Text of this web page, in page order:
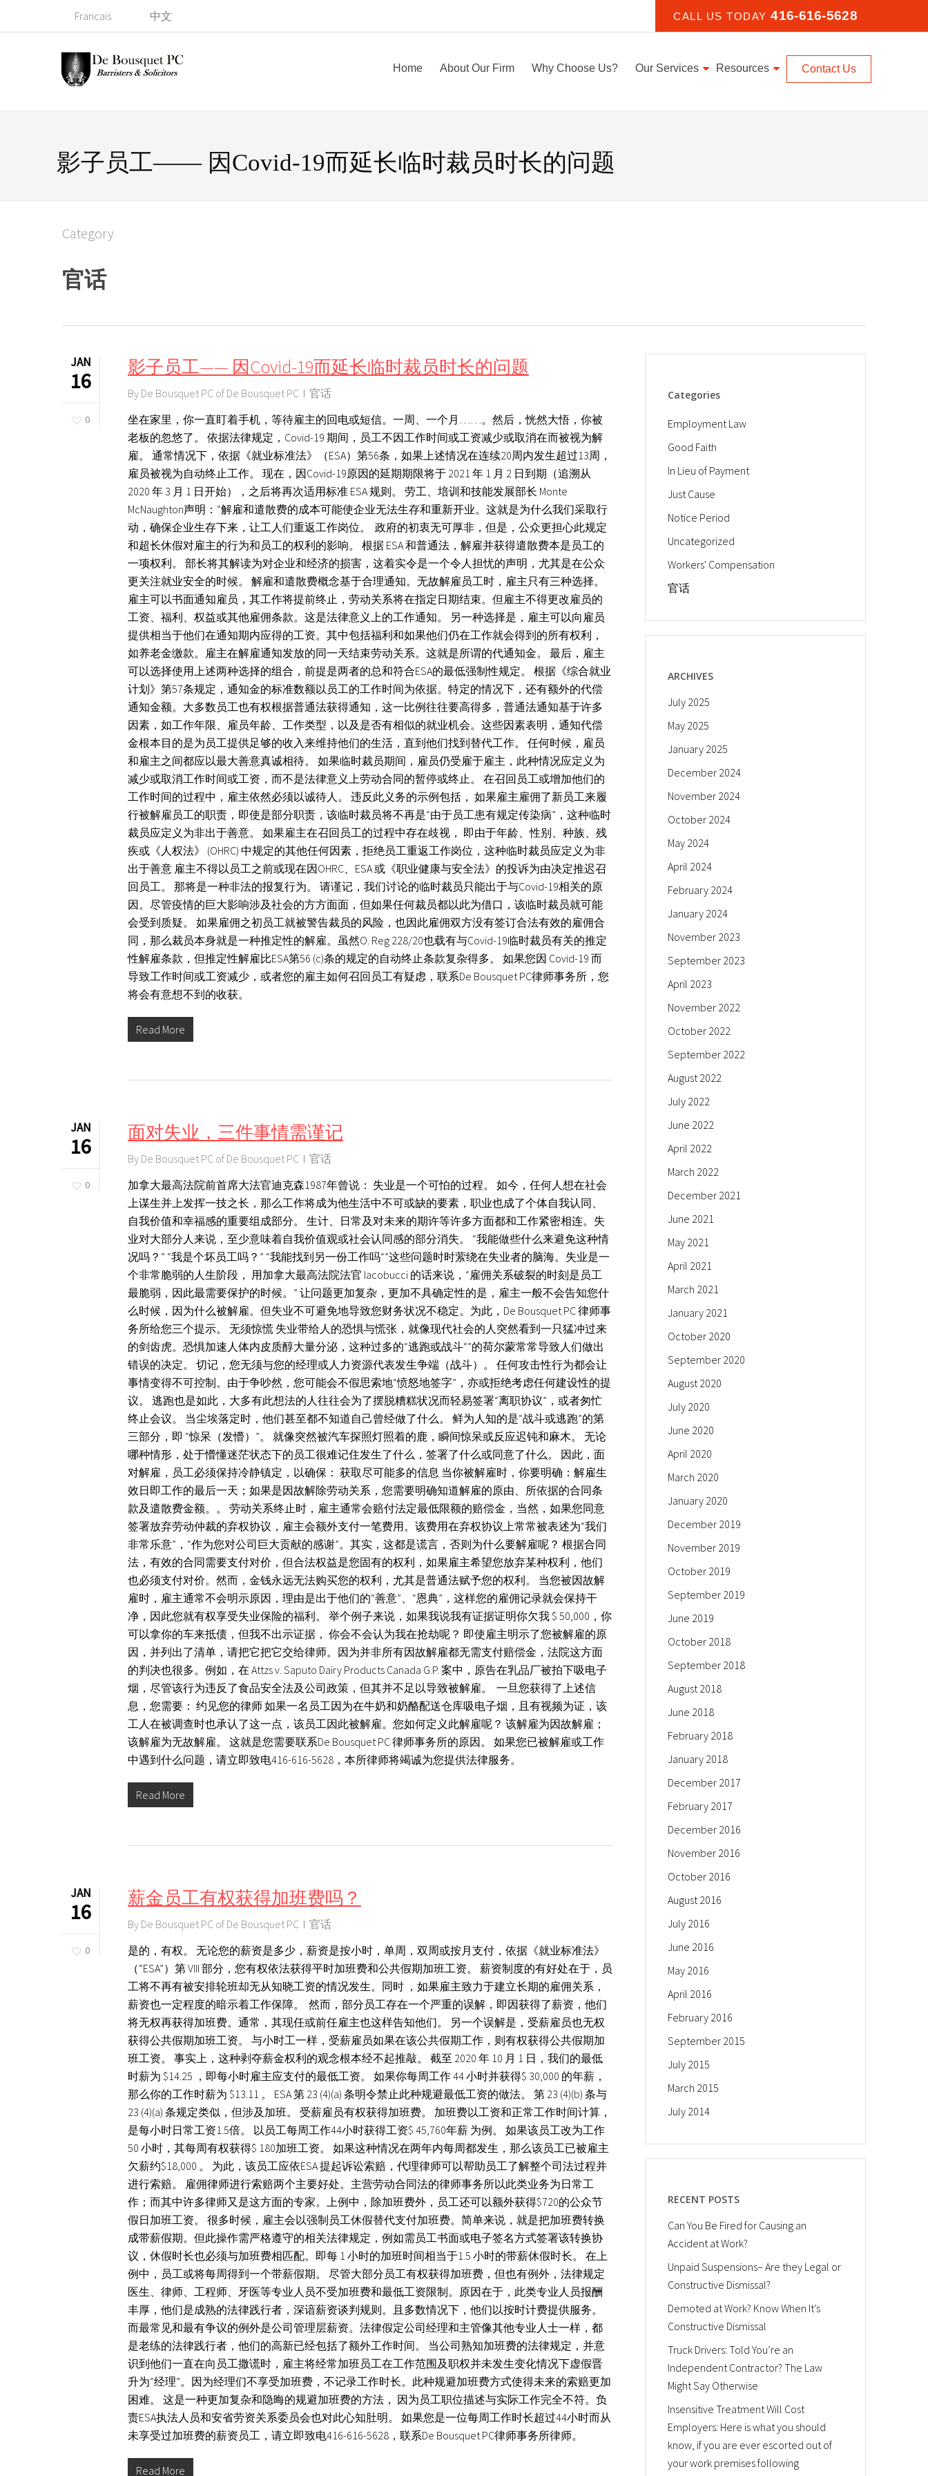
Francais 中文 CALL US TODAY416-616-5628
Home About Our Firm Why Choose Us? Our Services Resources Contact Us
影子员工—— 因Covid-19而延长临时裁员时长的问题
Category
官话
JAN
16
0
影子员工—— 因Covid-19而延长临时裁员时长的问题
By De Bousquet PC of De Bousquet PC
官话
坐在家里，你一直盯着手机，等待雇主的回电或短信。一周、一个月……。然后，恍然大悟，你被
老板的忽悠了。 依据法律规定，Covid-19 期间，员工不因工作时间或工资减少或取消在而被视为解
雇。 通常情况下，依据《就业标准法》（ESA）第56条，如果上述情况在连续20周内发生超过13周，
雇员被视为自动终止工作。 现在，因Covid-19原因的延期期限将于 2021 年 1 月 2 日到期（追溯从
2020 年 3 月 1 日开始），之后将再次适用标准 ESA 规则。 劳工、培训和技能发展部长 Monte
McNaughton声明：“解雇和遣散费的成本可能使企业无法生存和重新开业。这就是为什么我们采取行
动，确保企业生存下来，让工人们重返工作岗位。 政府的初衷无可厚非，但是，公众更担心此规定
和超长休假对雇主的行为和员工的权利的影响。 根据 ESA 和普通法，解雇并获得遣散费本是员工的
一项权利。 部长将其解读为对企业和经济的损害，这着实令是一个令人担忧的声明，尤其是在公众
更关注就业安全的时候。 解雇和遣散费概念基于合理通知。无故解雇员工时，雇主只有三种选择。
雇主可以书面通知雇员，其工作将提前终止，劳动关系将在指定日期结束。但雇主不得更改雇员的
工资、福利、权益或其他雇佣条款。这是法律意义上的工作通知。 另一种选择是，雇主可以向雇员
提供相当于他们在通知期内应得的工资。其中包括福利和如果他们仍在工作就会得到的所有权利，
如养老金缴款。雇主在解雇通知发放的同一天结束劳动关系。这就是所谓的代通知金。 最后，雇主
可以选择使用上述两种选择的组合，前提是两者的总和符合ESA的最低强制性规定。 根据《综合就业
计划》第57条规定，通知金的标准数额以员工的工作时间为依据。特定的情况下，还有额外的代偿
通知金额。大多数员工也有权根据普通法获得通知，这一比例往往要高得多，普通法通知基于许多
因素，如工作年限、雇员年龄、工作类型，以及是否有相似的就业机会。这些因素表明，通知代偿
金根本目的是为员工提供足够的收入来维持他们的生活，直到他们找到替代工作。 任何时候，雇员
和雇主之间都应以最大善意真诚相待。 如果临时裁员期间，雇员仍受雇于雇主，此种情况应定义为
减少或取消工作时间或工资，而不是法律意义上劳动合同的暂停或终止。 在召回员工或增加他们的
工作时间的过程中，雇主依然必须以诚待人。 违反此义务的示例包括， 如果雇主雇佣了新员工来履
行被解雇员工的职责，即使是部分职责，该临时裁员将不再是“由于员工患有规定传染病”，这种临时
裁员应定义为非出于善意。 如果雇主在召回员工的过程中存在歧视， 即由于年龄、性别、种族、残
疾或《人权法》 (OHRC) 中规定的其他任何因素，拒绝员工重返工作岗位，这种临时裁员应定义为非
出于善意 雇主不得以员工之前或现在因OHRC、ESA 或《职业健康与安全法》的投诉为由决定推迟召
回员工。 那将是一种非法的报复行为。 请谨记，我们讨论的临时裁员只能出于与Covid-19相关的原
因。尽管疫情的巨大影响涉及社会的方方面面，但如果任何裁员都以此为借口，该临时裁员就可能
会受到质疑。 如果雇佣之初员工就被警告裁员的风险，也因此雇佣双方没有签订合法有效的雇佣合
同，那么裁员本身就是一种推定性的解雇。虽然O. Reg 228/20也载有与Covid-19临时裁员有关的推定
性解雇条款，但推定性解雇比ESA第56 (c)条的规定的自动终止条款复杂得多。 如果您因 Covid-19 而
导致工作时间或工资减少，或者您的雇主如何召回员工有疑虑，联系De Bousquet PC律师事务所，您
将会有意想不到的收获。
Read More
JAN
16
0
面对失业，三件事情需谨记
By De Bousquet PC of De Bousquet PC
官话
加拿大最高法院前首席大法官迪克森1987年曾说： 失业是一个可怕的过程。 如今，任何人想在社会
上谋生并上发挥一技之长，那么工作将成为他生活中不可或缺的要素，职业也成了个体自我认同、
自我价值和幸福感的重要组成部分。 生计、日常及对未来的期许等许多方面都和工作紧密相连。失
业对大部分人来说，至少意味着自我价值观或社会认同感的部分消失。 “我能做些什么来避免这种情
况吗？” “我是个坏员工吗？” “我能找到另一份工作吗“”这些问题时时萦绕在失业者的脑海。失业是一
个非常脆弱的人生阶段， 用加拿大最高法院法官 Iacobucci 的话来说，“雇佣关系破裂的时刻是员工
最脆弱，因此最需要保护的时候。” 让问题更加复杂，更加不具确定性的是，雇主一般不会告知您什
么时候，因为什么被解雇。但失业不可避免地导致您财务状况不稳定。为此，De Bousquet PC 律师事
务所给您三个提示。 无须惊慌 失业带给人的恐惧与慌张，就像现代社会的人突然看到一只猛冲过来
的剑齿虎。恐惧加速人体内皮质醇大量分泌，这种过多的“逃跑或战斗“”的荷尔蒙常常导致人们做出
错误的决定。 切记，您无须与您的经理或人力资源代表发生争端（战斗）。 任何攻击性行为都会让
事情变得不可控制。由于争吵然，您可能会不假思索地“愤怒地签字”，亦或拒绝考虑任何建设性的提
议。 逃跑也是如此，大多有此想法的人往往会为了摆脱糟糕状况而轻易签署“离职协议”，或者匆忙
终止会议。 当尘埃落定时，他们甚至都不知道自己曾经做了什么。 鲜为人知的是“战斗或逃跑”的第
三部分，即 “惊呆（发懵）”。 就像突然被汽车探照灯照着的鹿，瞬间惊呆或反应迟钝和麻木。 无论
哪种情形，处于懵懂迷茫状态下的员工很难记住发生了什么，签署了什么或同意了什么。 因此，面
对解雇，员工必须保持冷静镇定，以确保： 获取尽可能多的信息 当你被解雇时，你要明确：解雇生
效日即工作的最后一天；如果是因故解除劳动关系，您需要明确知道解雇的原由、所依据的合同条
款及遣散费金额。。 劳动关系终止时，雇主通常会赔付法定最低限额的赔偿金，当然，如果您同意
签署放弃劳动仲裁的弃权协议，雇主会额外支付一笔费用。该费用在弃权协议上常常被表述为“我们
非常乐意”，“作为您对公司巨大贡献的感谢”。其实，这都是谎言，否则为什么要解雇呢？ 根据合同
法，有效的合同需要支付对价，但合法权益是您固有的权利，如果雇主希望您放弃某种权利，他们
也必须支付对价。然而，金钱永远无法购买您的权利，尤其是普通法赋予您的权利。 当您被因故解
雇时，雇主通常不会明示原因，理由是出于他们的“善意”、“恩典”，这样您的雇佣记录就会保持干
净，因此您就有权享受失业保险的福利。 举个例子来说，如果我说我有证据证明你欠我 $ 50,000，你
可以拿你的车来抵债，但我不出示证据， 你会不会认为我在抢劫呢？ 即使雇主明示了您被解雇的原
因，并列出了清单，请把它把它交给律师。因为并非所有因故解雇都无需支付赔偿金，法院这方面
的判决也很多。例如，在 Attzs v. Saputo Dairy Products Canada G.P. 案中，原告在乳品厂被拍下吸电子
烟，尽管该行为违反了食品安全法及公司政策，但其并不足以导致被解雇。 一旦您获得了上述信
息，您需要： 约见您的律师 如果一名员工因为在牛奶和奶酪配送仓库吸电子烟，且有视频为证，该
工人在被调查时也承认了这一点，该员工因此被解雇。您如何定义此解雇呢？ 该解雇为因故解雇；
该解雇为无故解雇。 这就是您需要联系De Bousquet PC 律师事务所的原因。 如果您已被解雇或工作
中遇到什么问题，请立即致电416-616-5628，本所律师将竭诚为您提供法律服务。
Read More
JAN
16
0
薪金员工有权获得加班费吗？
By De Bousquet PC of De Bousquet PC
官话
是的，有权。 无论您的薪资是多少，薪资是按小时，单周，双周或按月支付，依据《就业标准法》
（“ESA”）第 VIII 部分，您有权依法获得平时加班费和公共假期加班工资。 薪资制度的有好处在于，员
工将不再有被安排轮班却无从知晓工资的情况发生。同时 ，如果雇主致力于建立长期的雇佣关系，
薪资也一定程度的暗示着工作保障。 然而，部分员工存在一个严重的误解，即因获得了薪资，他们
将无权再获得加班费。通常，其现任或前任雇主也这样告知他们。 另一个误解是，受薪雇员也无权
获得公共假期加班工资。 与小时工一样，受薪雇员如果在该公共假期工作，则有权获得公共假期加
班工资。 事实上，这种剥夺薪金权利的观念根本经不起推敲。 截至 2020 年 10 月 1 日，我们的最低
时薪为 $14.25 ，即每小时雇主应支付的最低工资。 如果你每周工作 44 小时并获得$ 30,000 的年薪，
那么你的工作时薪为 $13.11 。 ESA 第 23 (4)(a) 条明令禁止此种规避最低工资的做法。 第 23 (4)(b) 条与
23 (4)(a) 条规定类似，但涉及加班。 受薪雇员有权获得加班费。 加班费以工资和正常工作时间计算，
是每小时日常工资1.5倍。 以员工每周工作44小时获得工资$ 45,760年薪 为例。 如果该员工改为工作
50 小时，其每周有权获得$ 180加班工资。 如果这种情况在两年内每周都发生，那么该员工已被雇主
欠薪约$18,000 。 为此，该员工应依ESA 提起诉讼索赔，代理律师可以帮助员工了解整个司法过程并
进行索赔。 雇佣律师进行索赔两个主要好处。主营劳动合同法的律师事务所以此类业务为日常工
作；而其中许多律师又是这方面的专家。上例中，除加班费外，员工还可以额外获得$720的公众节
假日加班工资。 很多时候，雇主会以强制员工休假替代支付加班费。简单来说，就是把加班费转换
成带薪假期。但此操作需严格遵守的相关法律规定，例如需员工书面或电子签名方式签署该转换协
议，休假时长也必须与加班费相匹配。即每 1 小时的加班时间相当于1.5 小时的带薪休假时长。 在上
例中，员工或将每周得到一个带薪假期。 尽管大部分员工有权获得加班费，但也有例外，法律规定
医生、律师、工程师、牙医等专业人员不受加班费和最低工资限制。原因在于，此类专业人员报酬
丰厚，他们是成熟的法律践行者，深谙薪资谈判规则。且多数情况下，他们以按时计费提供服务。
而最常见和最有争议的例外是公司管理层薪资。法律假定公司经理和主管像其他专业人士一样，都
是老练的法律践行者，他们的高新已经包括了额外工作时间。 当公司熟知加班费的法律规定，并意
识到他们一直在向员工撒谎时，雇主将经常加班员工在工作范围及职权并未发生变化情况下虚假晋
升为“经理”。因为经理们不享受加班费，不记录工作时长。此种规避加班费方式使得未来的索赔更加
困难。 这是一种更加复杂和隐晦的规避加班费的方法， 因为员工职位描述与实际工作完全不符。负
责ESA执法人员和安省劳资关系委员会也对此心知肚明。 如果您是一位每周工作时长超过44小时而从
未享受过加班费的薪资员工，请立即致电416-616-5628，联系De Bousquet PC律师事务所律师。
Read More
Categories
Employment Law
Good Faith
In Lieu of Payment
Just Cause
Notice Period
Uncategorized
Workers' Compensation
官话
ARCHIVES
July 2025
May 2025
January 2025
December 2024
November 2024
October 2024
May 2024
April 2024
February 2024
January 2024
November 2023
September 2023
April 2023
November 2022
October 2022
September 2022
August 2022
July 2022
June 2022
April 2022
March 2022
December 2021
June 2021
May 2021
April 2021
March 2021
January 2021
October 2020
September 2020
August 2020
July 2020
June 2020
April 2020
March 2020
January 2020
December 2019
November 2019
October 2019
September 2019
June 2019
October 2018
September 2018
August 2018
June 2018
February 2018
January 2018
December 2017
February 2017
December 2016
November 2016
October 2016
August 2016
July 2016
June 2016
May 2016
April 2016
February 2016
September 2015
July 2015
March 2015
July 2014
RECENT POSTS
Can You Be Fired for Causing an
Accident at Work?
Unpaid Suspensions– Are they Legal or
Constructive Dismissal?
Demoted at Work? Know When It’s
Constructive Dismissal
Truck Drivers: Told You’re an
Independent Contractor? The Law
Might Say Otherwise
Insensitive Treatment Will Cost
Employers: Here is what you should
know, if you are ever escorted out of
your work premises following